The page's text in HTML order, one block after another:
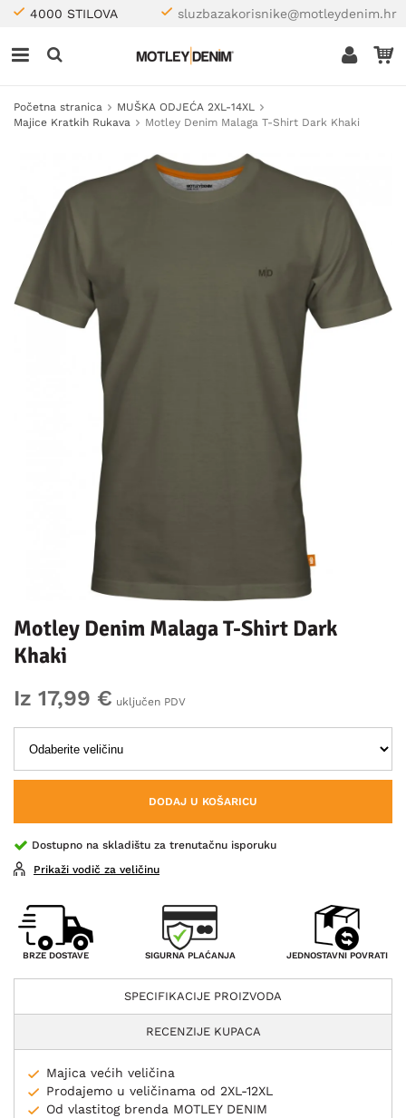
4000 STILOVA sluzbazakorisnike@motleydenim.hr
Početna stranica
MUŠKA ODJEĆA 2XL-14XL
Majice Kratkih Rukava
Motley Denim Malaga T-Shirt Dark Khaki
Motley Denim Malaga T-Shirt Dark
Khaki
Iz 17,99 € uključen PDV
DODAJ U KOŠARICU
Dostupno na skladištu za trenutačnu isporuku
Prikaži vodič za veličinu
BRZE DOSTAVE SIGURNA PLAĆANJA JEDNOSTAVNI POVRATI
SPECIFIKACIJE PROIZVODA
RECENZIJE KUPACA
Majica većih veličina
Prodajemo u veličinama od 2XL-12XL
Od vlastitog brenda MOTLEY DENIM